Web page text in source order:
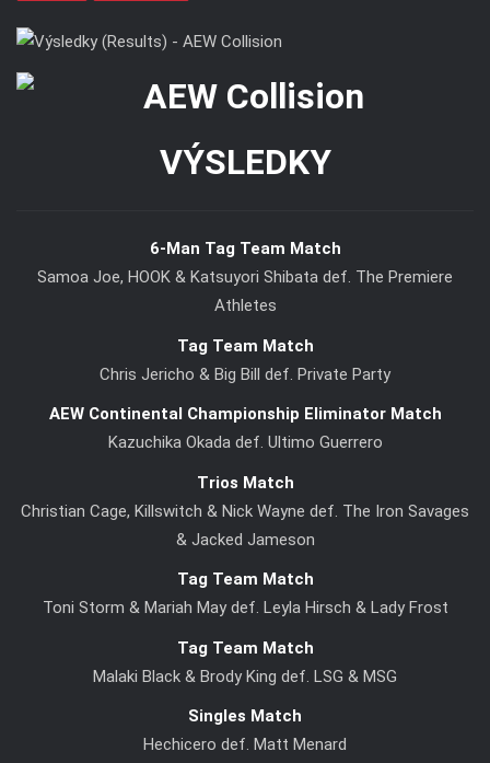
VÝSLEDKY
6-Man Tag Team Match
Samoa Joe, HOOK & Katsuyori Shibata def. The Premiere
Athletes
Tag Team Match
Chris Jericho & Big Bill def. Private Party
AEW Continental Championship Eliminator Match
Kazuchika Okada def. Ultimo Guerrero
Trios Match
Christian Cage, Killswitch & Nick Wayne def. The Iron Savages
& Jacked Jameson
Tag Team Match
Toni Storm & Mariah May def. Leyla Hirsch & Lady Frost
Tag Team Match
Malaki Black & Brody King def. LSG & MSG
Singles Match
Hechicero def. Matt Menard